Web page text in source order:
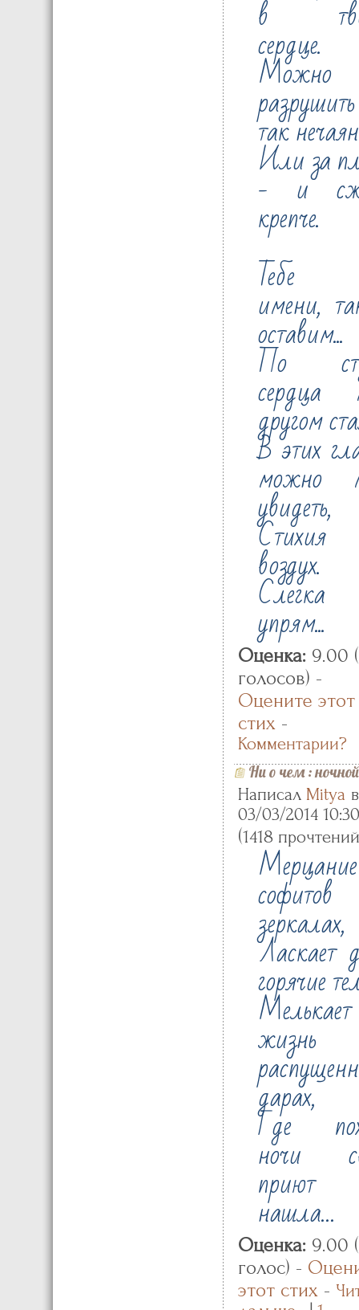
в
сердце.
Можно
так
Или за
- и
крепче.
Тебе
имени,
оставим...
По
сердца
другом
В этих
можно
увидеть,
воздух.
Слегка
упрям...
Оценка: 9.00
голосов) -
Оцените этот
стих -
Комментарии?
Ни о чем:
Написал Mitya в
03/03/2014
(1418 прочтений
Мерцание
зеркалах,
Ласкает
горячие
Мелькает
дарах,
Где
ночи
приют
нашла…
Оценка: 9.00
голос) -
этот стих -